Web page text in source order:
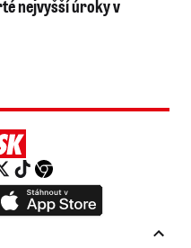
nejvyšší úroky v